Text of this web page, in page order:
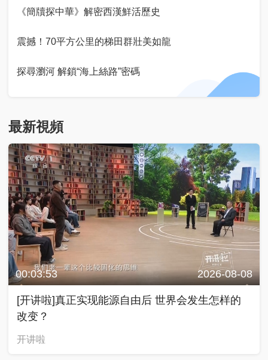
《簡牘探中華》解密西漢鮮活歷史
震撼！70平方公里的梯田群壯美如龍
探尋瀏河 解鎖“海上絲路”密碼
最新視頻
00:03:53 2026-08-08
[开讲啦]真正实现能源自由后 世界会发生怎样的
改变？
开讲啦